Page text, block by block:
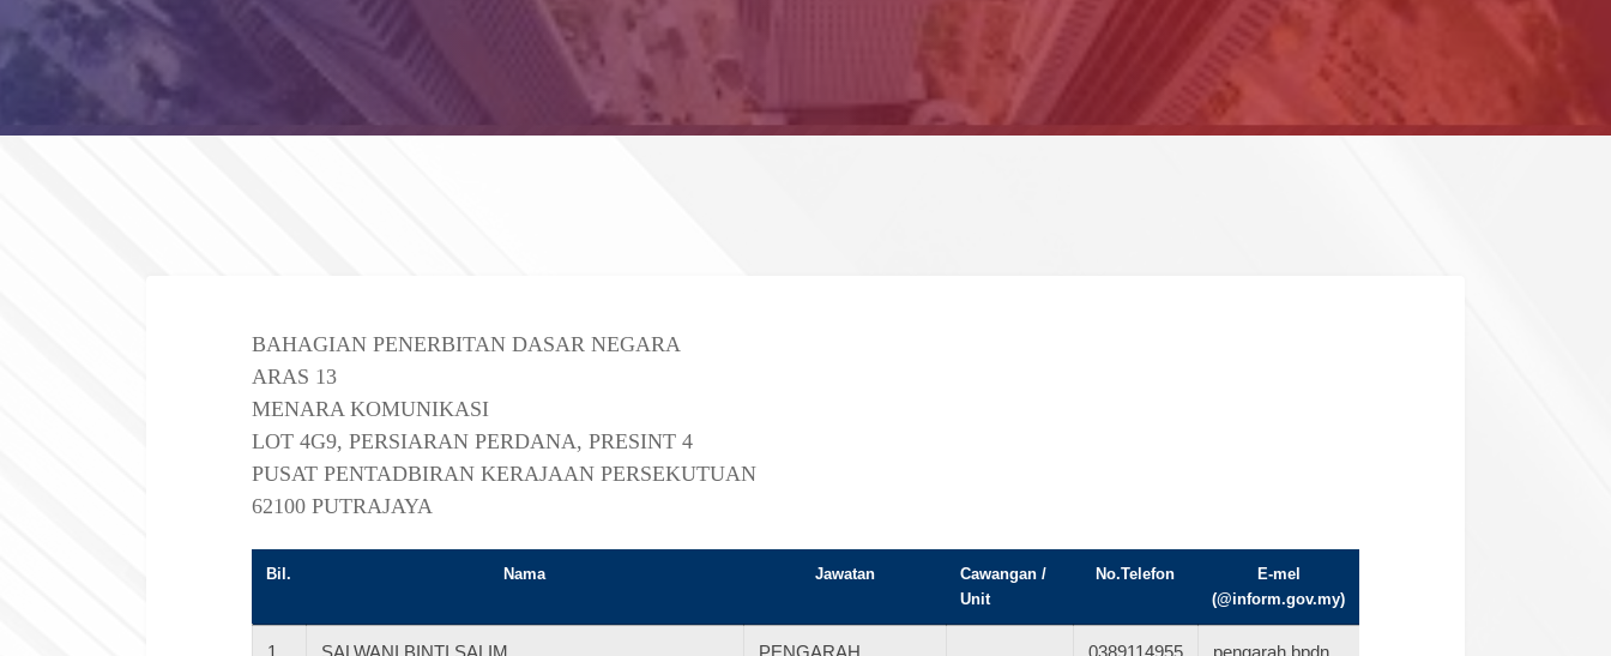
BAHAGIAN PENERBITAN DASAR NEGARA
ARAS 13
MENARA KOMUNIKASI
LOT 4G9, PERSIARAN PERDANA, PRESINT 4
PUSAT PENTADBIRAN KERAJAAN PERSEKUTUAN
62100 PUTRAJAYA
Bil. Nama Jawatan
Cawangan /
Unit
No.Telefon
E-mel
(@inform.gov.my)